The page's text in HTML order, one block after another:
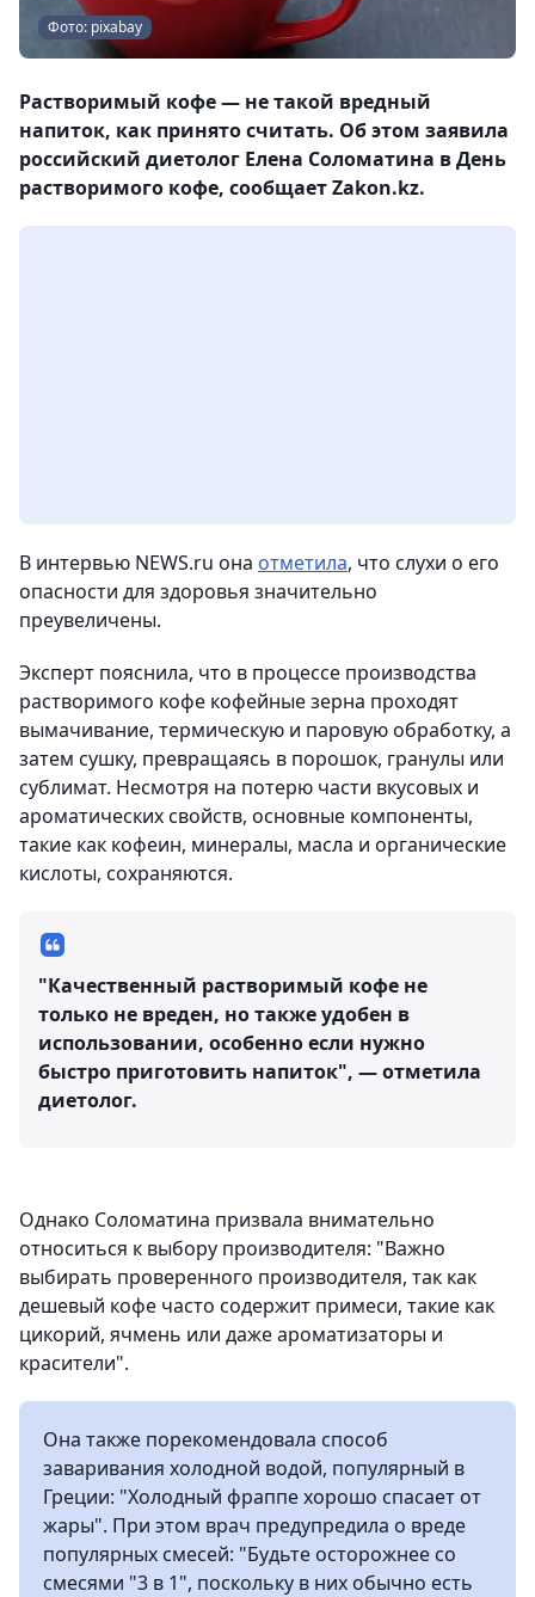
Фото: pixabay
Растворимый кофе — не такой вредный
напиток, как принято считать. Об этом заявила
российский диетолог Елена Соломатина в День
растворимого кофе, сообщает Zakon.kz.
В интервью NEWS.ru она отметила, что слухи о его
опасности для здоровья значительно
преувеличены.
Эксперт пояснила, что в процессе производства
растворимого кофе кофейные зерна проходят
вымачивание, термическую и паровую обработку, а
затем сушку, превращаясь в порошок, гранулы или
сублимат. Несмотря на потерю части вкусовых и
ароматических свойств, основные компоненты,
такие как кофеин, минералы, масла и органические
кислоты, сохраняются.
"Качественный растворимый кофе не
только не вреден, но также удобен в
использовании, особенно если нужно
быстро приготовить напиток", — отметила
диетолог.
Однако Соломатина призвала внимательно
относиться к выбору производителя: "Важно
выбирать проверенного производителя, так как
дешевый кофе часто содержит примеси, такие как
цикорий, ячмень или даже ароматизаторы и
красители".
Она также порекомендовала способ
заваривания холодной водой, популярный в
Греции: "Холодный фраппе хорошо спасает от
жары". При этом врач предупредила о вреде
популярных смесей: "Будьте осторожнее со
смесями "3 в 1", поскольку в них обычно есть